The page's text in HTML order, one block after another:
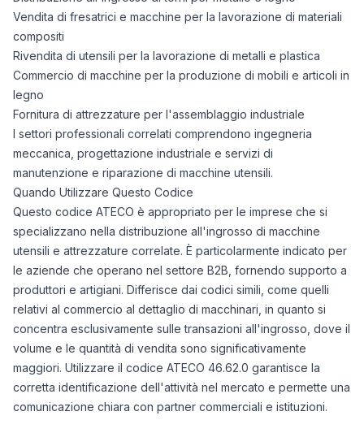
Vendita di fresatrici e macchine per la lavorazione di materiali
compositi
Rivendita di utensili per la lavorazione di metalli e plastica
Commercio di macchine per la produzione di mobili e articoli in
legno
Fornitura di attrezzature per l'assemblaggio industriale
I settori professionali correlati comprendono ingegneria
meccanica, progettazione industriale e servizi di
manutenzione e riparazione di macchine utensili.
Quando Utilizzare Questo Codice
Questo codice ATECO è appropriato per le imprese che si
specializzano nella distribuzione all'ingrosso di macchine
utensili e attrezzature correlate. È particolarmente indicato per
le aziende che operano nel settore B2B, fornendo supporto a
produttori e artigiani. Differisce dai codici simili, come quelli
relativi al commercio al dettaglio di macchinari, in quanto si
concentra esclusivamente sulle transazioni all'ingrosso, dove il
volume e le quantità di vendita sono significativamente
maggiori. Utilizzare il codice ATECO 46.62.0 garantisce la
corretta identificazione dell'attività nel mercato e permette una
comunicazione chiara con partner commerciali e istituzioni.